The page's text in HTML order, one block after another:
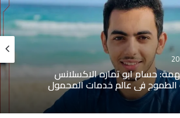
سرحان: الوجه العربي الذي أعاد
في الهند